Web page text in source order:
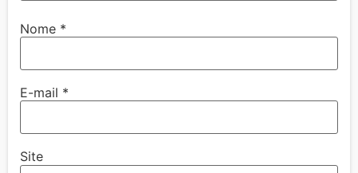
Nome *
E-mail *
Site